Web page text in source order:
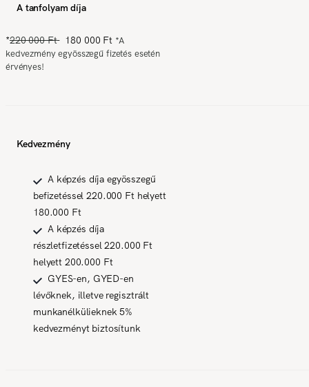
A tanfolyam díja
*220 000 Ft 180 000 Ft *A
kedvezmény egyösszegű fizetés esetén
érvényes!
Kedvezmény
A képzés díja egyösszegű
befizetéssel 220.000 Ft helyett
180.000 Ft
A képzés díja
részletfizetéssel 220.000 Ft
helyett 200.000 Ft
GYES-en, GYED-en
lévőknek, illetve regisztrált
munkanélkülieknek 5%
kedvezményt biztosítunk